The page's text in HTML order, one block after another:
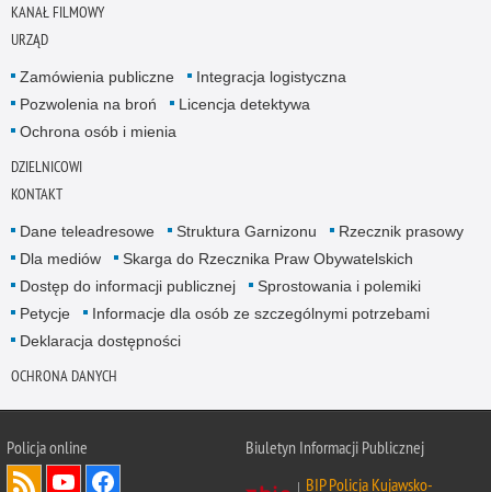
KANAŁ FILMOWY
URZĄD
Zamówienia publiczne
Integracja logistyczna
Pozwolenia na broń
Licencja detektywa
Ochrona osób i mienia
DZIELNICOWI
KONTAKT
Dane teleadresowe Struktura Garnizonu
Rzecznik prasowy
Dla mediów
Skarga do Rzecznika Praw Obywatelskich
Dostęp do informacji publicznej
Sprostowania i polemiki
Petycje
Informacje dla osób ze szczególnymi potrzebami
Deklaracja dostępności
OCHRONA DANYCH
Policja online
Biuletyn Informacji Publicznej
BIP Policja Kujawsko-